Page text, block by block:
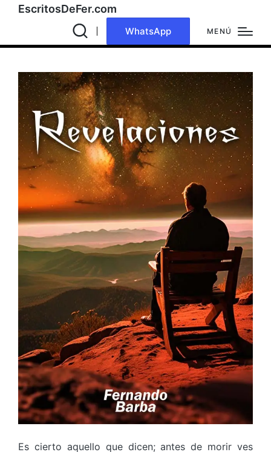
EscritosDeFer.com
WhatsApp MENÚ
Es cierto aquello que dicen; antes de morir ves